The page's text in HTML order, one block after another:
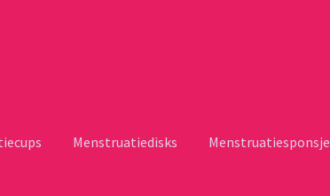
Menstruatiedisks